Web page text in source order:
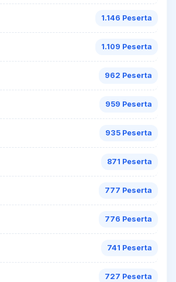
1.146 Peserta
1.109 Peserta
962 Peserta
959 Peserta
935 Peserta
871 Peserta
777 Peserta
776 Peserta
741 Peserta
727 Peserta